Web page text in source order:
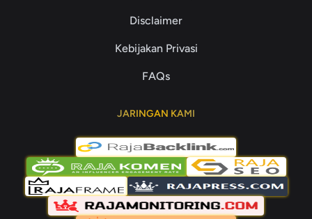
Disclaimer
Kebijakan Privasi
FAQs
JARINGAN KAMI